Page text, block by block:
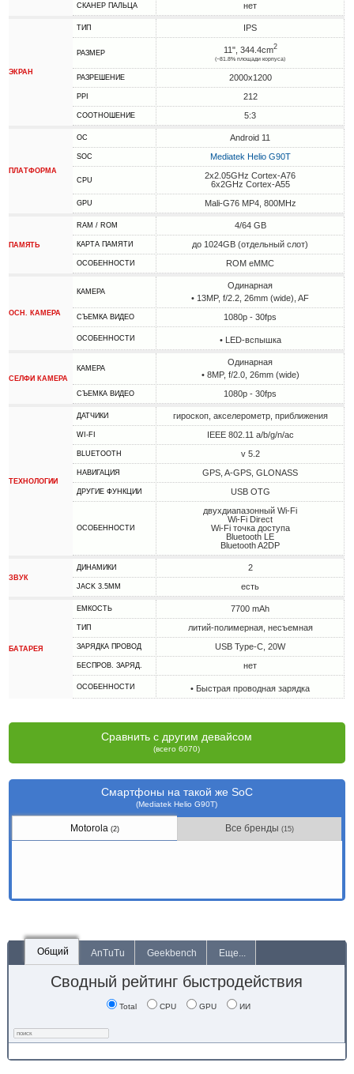
СКАНЕР ПАЛЬЦА нет
ЭКРАН
ТИП IPS
РАЗМЕР 11", 344.4cm2
(~81.8% площади корпуса)
РАЗРЕШЕНИЕ 2000x1200
PPI 212
СООТНОШЕНИЕ 5:3
ПЛАТФОРМА
ОС Android 11
SOC Mediatek Helio G90T
CPU
2x2.05GHz Cortex-A76
6x2GHz Cortex-A55
GPU Mali-G76 MP4, 800MHz
ПАМЯТЬ
RAM / ROM 4/64 GB
КАРТА ПАМЯТИ до 1024GB (отдельный слот)
ОСОБЕННОСТИ ROM eMMC
ОСН. КАМЕРА
КАМЕРА
Одинарная
• 13MP, f/2.2, 26mm (wide), AF
СЪЕМКА ВИДЕО 1080p - 30fps
ОСОБЕННОСТИ • LED-вспышка
СЕЛФИ КАМЕРА
КАМЕРА
Одинарная
• 8MP, f/2.0, 26mm (wide)
СЪЕМКА ВИДЕО 1080p - 30fps
ТЕХНОЛОГИИ
ДАТЧИКИ гироскоп, акселерометр, приближения
WI-FI IEEE 802.11 a/b/g/n/ac
BLUETOOTH v 5.2
НАВИГАЦИЯ GPS, A-GPS, GLONASS
ДРУГИЕ ФУНКЦИИ USB OTG
ОСОБЕННОСТИ
двухдиапазонный Wi-Fi
Wi-Fi Direct
Wi-Fi точка доступа
Bluetooth LE
Bluetooth A2DP
ЗВУК
ДИНАМИКИ 2
JACK 3.5MM есть
БАТАРЕЯ
ЕМКОСТЬ 7700 mAh
ТИП литий-полимерная, несъемная
ЗАРЯДКА ПРОВОД USB Type-C, 20W
БЕСПРОВ. ЗАРЯД. нет
ОСОБЕННОСТИ • Быстрая проводная зарядка
Сравнить с другим девайсом
(всего 6070)
Смартфоны на такой же SoC
(Mediatek Helio G90T)
Motorola(2) Все бренды(15)
Общий AnTuTu Geekbench Еще...
Сводный рейтинг быстродействия
Total CPU GPU ИИ